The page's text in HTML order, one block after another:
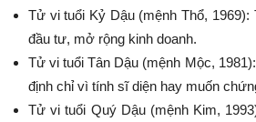
Tử vi tuổi Kỷ Dậu (mệnh Thổ, 1969):
đầu tư, mở rộng kinh doanh.
Tử vi tuổi Tân Dậu (mệnh Mộc,
định chỉ vì tính sĩ diện hay muốn
Tử vi tuổi Quý Dậu (mệnh Kim,